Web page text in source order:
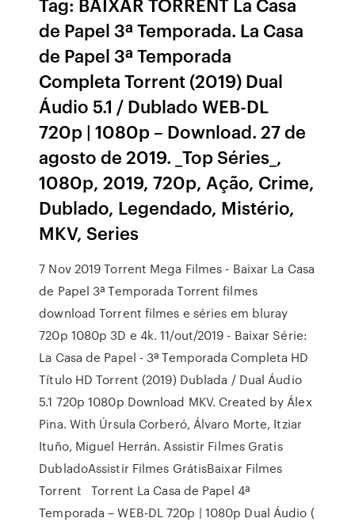
de Papel 3ª Temporada. La Casa
de Papel 3ª Temporada
Completa Torrent (2019) Dual
Áudio 5.1 / Dublado WEB-DL
720p | 1080p – Download. 27 de
agosto de 2019. _Top Séries_,
1080p, 2019, 720p, Ação, Crime,
Dublado, Legendado, Mistério,
MKV, Series
7 Nov 2019 Torrent Mega Filmes - Baixar La Casa
de Papel 3ª Temporada Torrent filmes
download Torrent filmes e séries em bluray
720p 1080p 3D e 4k. 11/out/2019 - Baixar Série:
La Casa de Papel - 3ª Temporada Completa HD
Título HD Torrent (2019) Dublada / Dual Áudio
5.1 720p 1080p Download MKV. Created by Álex
Pina. With Úrsula Corberó, Álvaro Morte, Itziar
Ituño, Miguel Herrán. Assistir Filmes Gratis
DubladoAssistir Filmes GrátisBaixar Filmes
Torrent Torrent La Casa de Papel 4ª
Temporada – WEB-DL 720p | 1080p Dual Áudio (